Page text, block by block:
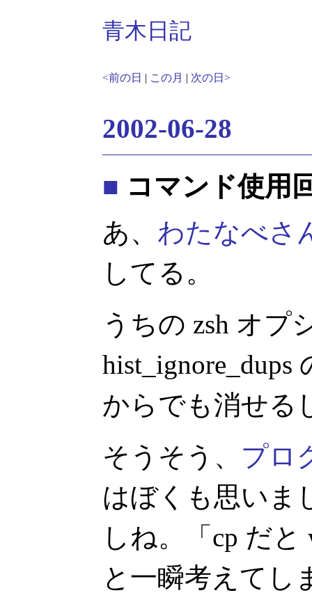
青木日記
<前の日 | この月 | 次の日>
2002-06-28
■ コマンド使用
あ、 わたなべさ
してる。
うちの zsh オプ
からでも消せる
そうそう、 プロ
はぼくも思いま
しね。「cp だ
と一瞬考えてし